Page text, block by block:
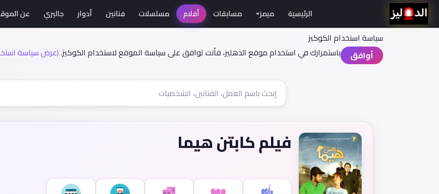
سياسة اسنخدام الكوكيز
أوافق
باستمرارك في استخدام موقع الدهليز، فأنت توافق على سياسة الموقع لاستخدام الكوكيز.(عرض سياسة
الرئيسية ميمز مسابقات أفلام مسلسلات فنانين أدوار جاليري عن
فيلم كابتن هيما